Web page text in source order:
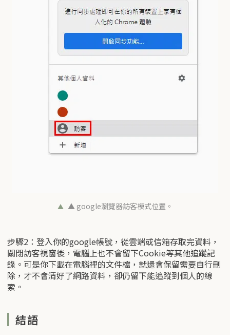
▲ google瀏覽器訪客模式位置。
步驟2：登入你的google帳號，從雲端或信箱存取完資料，
關閉訪客視窗後，電腦上也不會留下Cookie等其他追蹤記
錄。可是你下載在電腦裡的文件檔，就還會保留需要自行刪
除，才不會清好了網路資料，卻仍留下能追蹤到個人的線
索。
結語